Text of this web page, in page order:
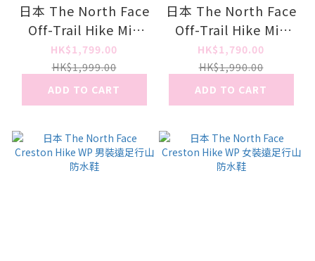
日本 The North Face
Off-Trail Hike Mid
Gore-Tex 女裝遠足行
山防水鞋 (CS)
HK$1,799.00
HK$1,999.00
ADD TO CART
日本 The North Face
Off-Trail Hike Mid
Gore-Tex 男裝遠足行
山防水鞋
HK$1,790.00
HK$1,990.00
ADD TO CART